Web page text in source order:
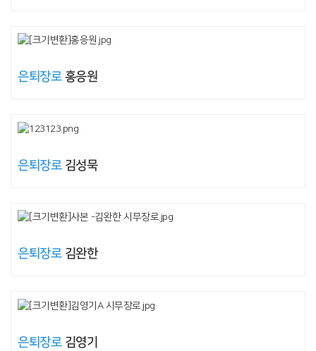
은퇴장로 홍응원
은퇴장로 김성묵
은퇴장로 김완한
은퇴장로 김영기